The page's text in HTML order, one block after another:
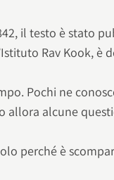
il testo è stato
Rav Kook, è
Pochi ne
allora alcune
perché è